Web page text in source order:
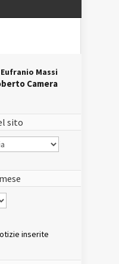
Eufranio Massi
Camera
sito
inserite